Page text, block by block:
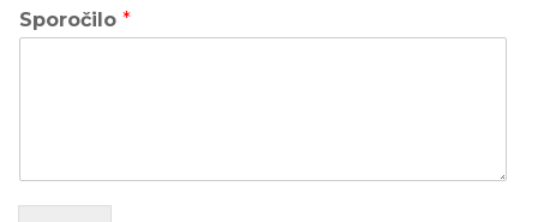
Sporočilo *